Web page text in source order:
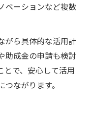
ベーションなど複数
がら具体的な活用計
助成金の申請も検討
とで、安心して活用
ながります。